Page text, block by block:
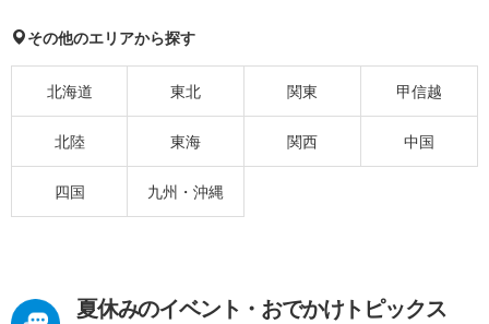
その他のエリアから探す
北海道 東北 関東 甲信越
北陸 東海 関西 中国
四国 九州・沖縄
夏休みのイベント・おでかけトピックス